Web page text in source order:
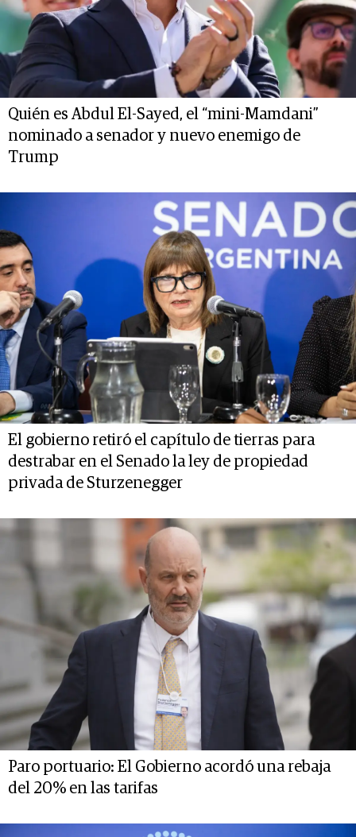
Quién es Abdul El-Sayed, el “mini-Mamdani”
nominado a senador y nuevo enemigo de
Trump
El gobierno retiró el capítulo de tierras para
destrabar en el Senado la ley de propiedad
privada de Sturzenegger
Paro portuario: El Gobierno acordó una rebaja
del 20% en las tarifas